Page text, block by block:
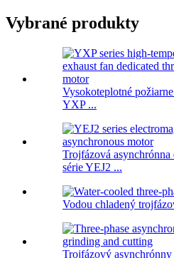
Vybrané produkty
Vysokoteplotné
YXP ...
Trojfázová
série YEJ2 ...
Vodou chladený
Trojfázový asynchrónny